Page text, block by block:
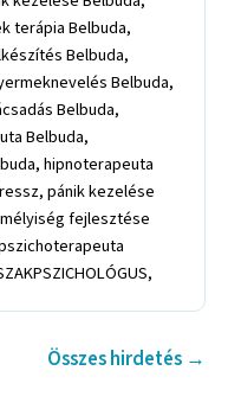
terápia Belbuda,
Belbuda,
Belbuda,
Belbuda,
Belbuda,
hipnoterapeuta
pánik kezelése
fejlesztése
Összes hirdetés →